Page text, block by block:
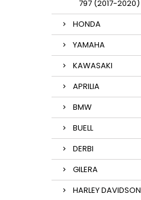
797 (2017-2020)
HONDA
YAMAHA
KAWASAKI
APRILIA
BMW
BUELL
DERBI
GILERA
HARLEY DAVIDSON